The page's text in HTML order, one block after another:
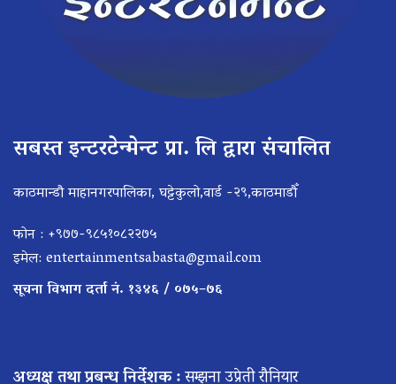
सबस्त इन्टरटेन्मेन्ट प्रा. लि द्वारा संचालित
काठमान्डौ माहानगरपालिका, घट्टेकुलो,वार्ड -२९,काठमाडौँ
फोन : +९७७-९८५१०८२२७५
इमेल: entertainmentsabasta@gmail.com
सूचना विभाग दर्ता नं. १३४६ / ०७५–७६